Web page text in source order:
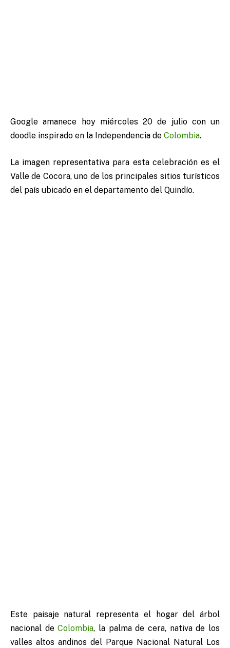
Google amanece hoy miércoles 20 de julio con un
doodle inspirado en la Independencia de Colombia.
La imagen representativa para esta celebración es el
Valle de Cocora, uno de los principales sitios turísticos
del país ubicado en el departamento del Quindío.
Este paisaje natural representa el hogar del árbol
nacional deColombia, la palma de cera, nativa de los
valles altos andinos del Parque Nacional Natural Los